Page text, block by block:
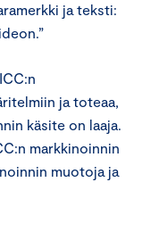
ja teksti:
ja toteaa,
käsite on laaja.
markkinoinnin
muotoja ja